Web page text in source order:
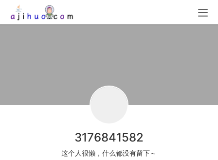
3176841582
这个人很懒，什么都没有留下～